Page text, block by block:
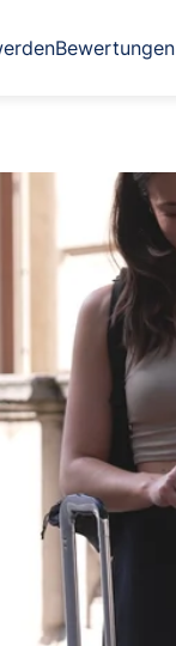
Bewertungen